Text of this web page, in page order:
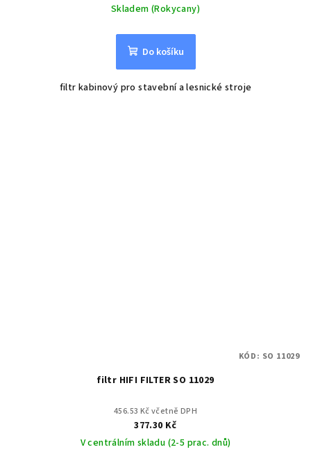
Skladem (Rokycany)
Do košíku
filtr kabinový pro stavební a lesnické stroje
filtr HIFI FILTER SO 11029
456.53 Kč včetně DPH
377.30 Kč
V centrálním skladu (2-5 prac. dnů)
KÓD: SO 11029